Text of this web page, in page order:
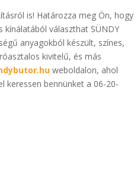
is! Határozza meg Ön, hogy
kínálatából választhat SÜNDY
anyagokból készült, színes,
kivitelű, és más
weboldalon, ahol
keressen bennünket a 06-20-